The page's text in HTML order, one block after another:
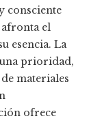
consciente
afronta el
esencia. La
prioridad,
materiales
ofrece